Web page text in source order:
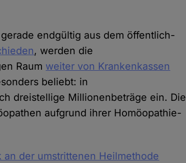
endgültig aus dem öffentlich-
, werden die
Raum weiter von Krankenkassen
beliebt: in
dreistellige Millionenbeträge ein. Die
aufgrund ihrer Homöopathie-
an der umstrittenen Heilmethode